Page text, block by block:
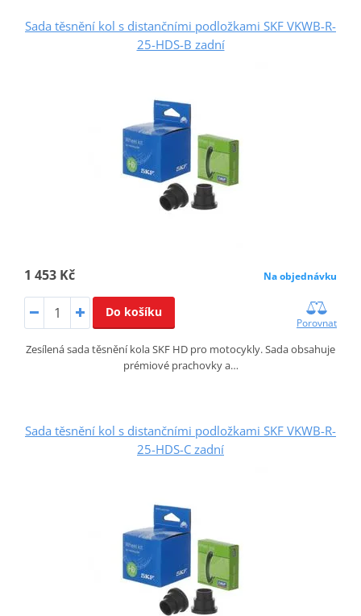
Sada těsnění kol s distančními podložkami SKF VKWB-R-
25-HDS-B zadní
1 453 Kč Na objednávku
Do košíku
Porovnat
Zesílená sada těsnění kola SKF HD pro motocykly. Sada obsahuje
prémiové prachovky a…
Sada těsnění kol s distančními podložkami SKF VKWB-R-
25-HDS-C zadní